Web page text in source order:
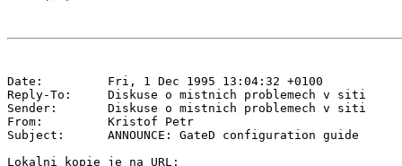
Date:         Fri, 1 Dec 1995 13:04:32 +0100
Reply-To:     Diskuse o mistnich problemech v siti
Sender:       Diskuse o mistnich problemech v siti
From:         Kristof Petr
Subject:      ANNOUNCE: GateD configuration guide
Lokalni kopie je na URL: